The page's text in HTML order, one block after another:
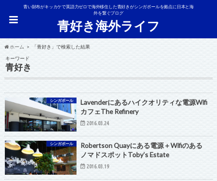
青い財布がキッカケで英語力ゼロで海外移住した青好きがシンガポールを拠点に日本と海
外を繋ぐブログ
青好き海外ライフ
ホーム
「青好き」で検索した結果
キーワード
青好き
シンガポール
Lavenderにあるハイクオリティな電源Wifi
カフェThe Refinery
2016.03.24
シンガポール
Robertson Quayにある電源＋Wifiのある
ノマドスポットToby’s Estate
2016.03.19